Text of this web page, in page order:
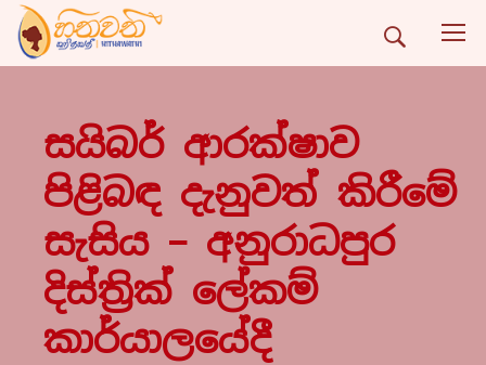
සයිබර් ආරක්ෂාව
පිළිබඳ දැනුවත් කිරීමේ
සැසිය – අනුරාධපුර
දිස්ත්‍රික් ලේකම්
කාර්යාලයේදී